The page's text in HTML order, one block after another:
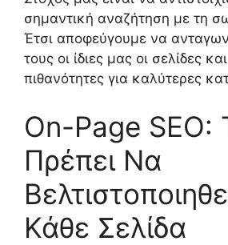
σημαντική αναζήτηση με τη
Έτσι αποφεύγουμε να
τους οι ίδιες μας οι σελίδες
πιθανότητες για καλύτερες
On-Page SEO:
Πρέπει Να
Κάθε Σελίδα